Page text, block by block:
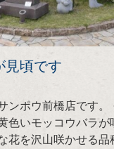
見頃です
ンポウ前橋店です。
色いモッコウバラ
花を沢山咲かせる